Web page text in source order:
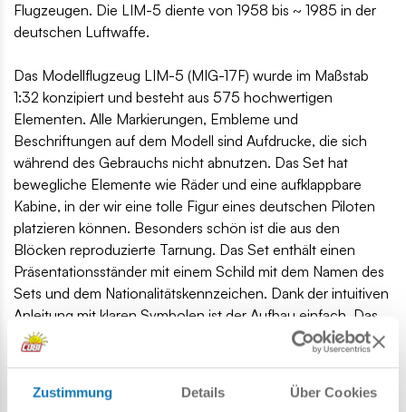
Zustimmung Details Über Cookies
Flugzeugen. Die LIM-5 diente von 1958 bis ~ 1985 in der
deutschen Luftwaffe.
Das Modellflugzeug LIM-5 (MIG-17F) wurde im Maßstab
1:32 konzipiert und besteht aus 575 hochwertigen
Elementen. Alle Markierungen, Embleme und
Beschriftungen auf dem Modell sind Aufdrucke, die sich
während des Gebrauchs nicht abnutzen. Das Set hat
bewegliche Elemente wie Räder und eine aufklappbare
Kabine, in der wir eine tolle Figur eines deutschen Piloten
platzieren können. Besonders schön ist die aus den
Blöcken reproduzierte Tarnung. Das Set enthält einen
Präsentationsständer mit einem Schild mit dem Namen des
Sets und dem Nationalitätskennzeichen. Dank der intuitiven
Anleitung mit klaren Symbolen ist der Aufbau einfach. Das
Flugzeug ist ein Muss für alle Fans der Luftfahrt, des Militärs
und der Militärtechnik. Es ist auch eine perfekte Ergänzung
zu den Sammlungen Streitkräfte, Kalter Krieg und
Koreakrieg. In dieser Serie haben wir auch LIM-1 und LIM-5,